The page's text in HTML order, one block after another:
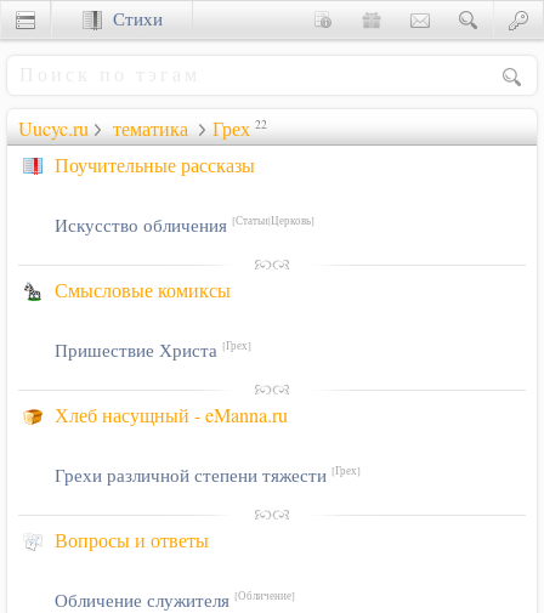
Uucyc.ru тематика Грех 22
Поучительные рассказы
Искусство обличения [Статьи|Церковь]
Смысловые комиксы
Пришествие Христа [Грех]
Хлеб насущный - eManna.ru
Грехи различной степени тяжести [Грех]
Вопросы и ответы
Обличение служителя [Обличение]
Стихи